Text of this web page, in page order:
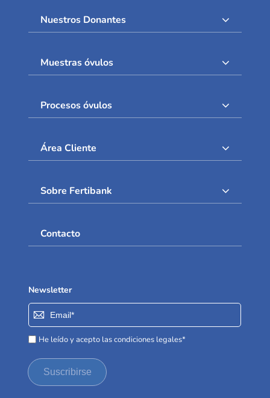
Nuestros Donantes
Muestras óvulos
Procesos óvulos
Área Cliente
Sobre Fertibank
Contacto
Newsletter
Inscríbase
a
nuestro
de
noticias:
He leído y acepto las condiciones legales*
Suscribirse